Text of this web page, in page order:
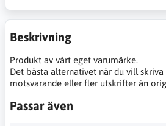
Beskrivning
Produkt av vårt eget varumärke.
Det bästa alternativet när du vill
motsvarande eller fler utskrifter än
Passar även